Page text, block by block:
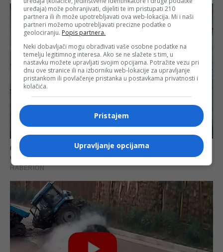
uređaja) može pohranjivati, dijeliti te im pristupati 210
partnera ili ih može upotrebljavati ova web-lokacija. Mi i naši
partneri možemo upotrebljavati precizne podatke o
geolociranju. Popis partnera.
Neki dobavljači mogu obrađivati vaše osobne podatke na
temelju legitimnog interesa. Ako se ne slažete s tim, u
nastavku možete upravljati svojim opcijama. Potražite vezu pri
dnu ove stranice ili na izborniku web-lokacije za upravljanje
pristankom ili povlačenje pristanka u postavkama privatnosti i
kolačića.
Pristajem
Upravljanje opcijama